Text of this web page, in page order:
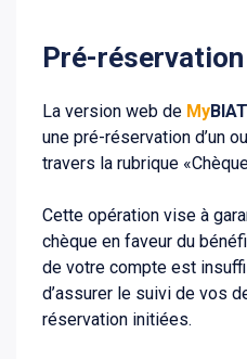
Pré-
La version web de MyBIAT
une pré-réservation d’un
travers la rubrique
Cette opération vise à
chèque en faveur du
de votre compte est
d’assurer le suivi de vos
réservation initiées.